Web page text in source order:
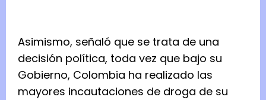
Asimismo, señaló que se trata de una
decisión política, toda vez que bajo su
Gobierno, Colombia ha realizado las
mayores incautaciones de droga de su